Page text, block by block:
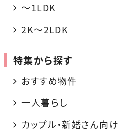
〜1LDK
2K〜2LDK
特集から探す
おすすめ物件
一人暮らし
カップル・新婚さん向け